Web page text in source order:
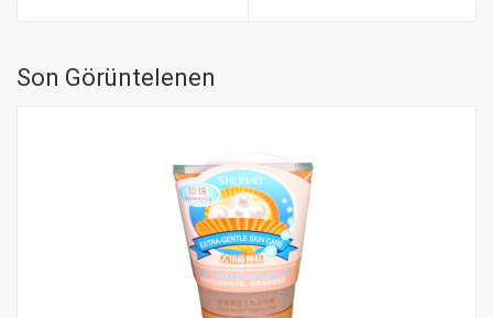
Son Görüntelenen